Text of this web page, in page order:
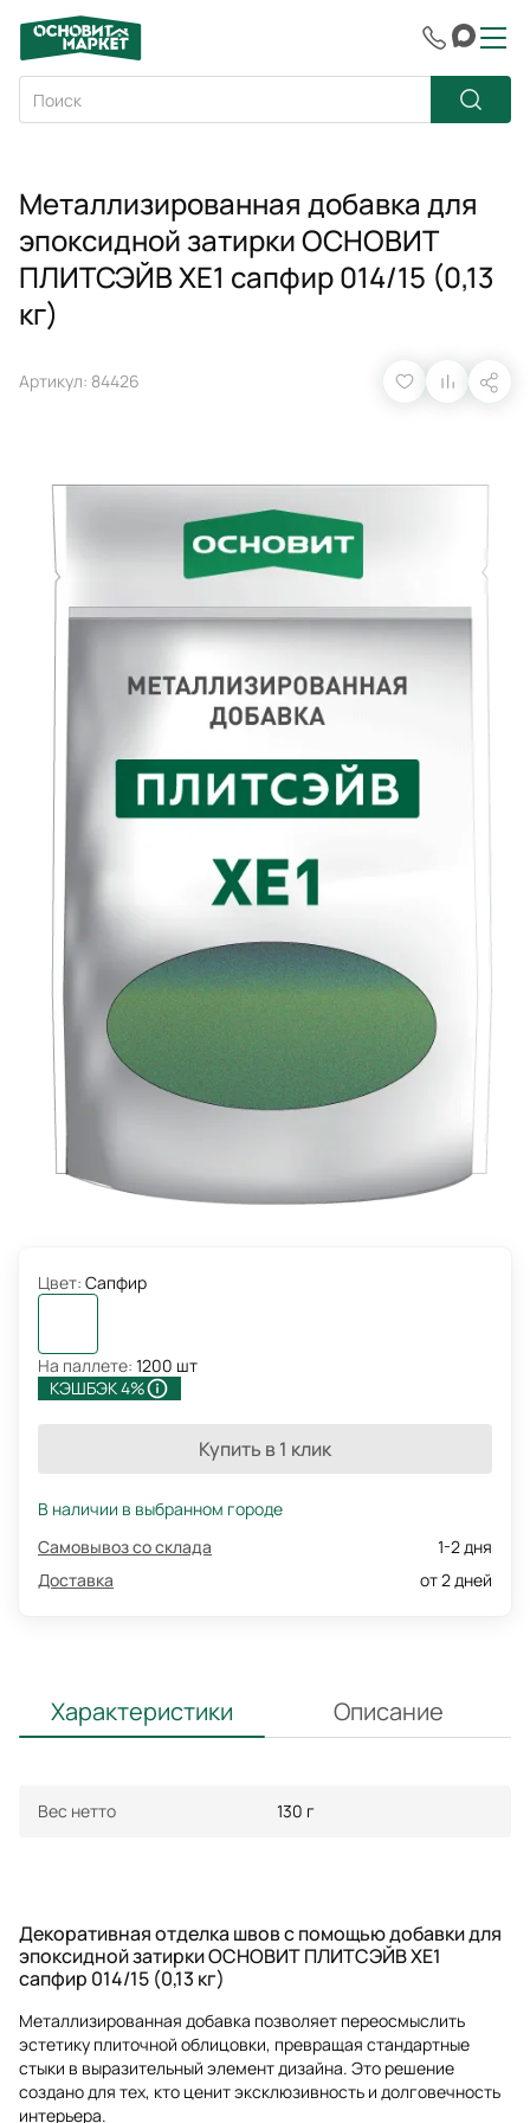
Металлизированная добавка для
эпоксидной затирки ОСНОВИТ
ПЛИТСЭЙВ XE1 сапфир 014/15 (0,13
кг)
Артикул: 84426
Цвет: Сапфир
На паллете: 1200 шт
КЭШБЭК 4%
Купить в 1 клик
В наличии в выбранном городе
Самовывоз со склада
1-2 дня
Доставка
от 2 дней
Характеристики Описание
Вес нетто 130 г
Декоративная отделка швов с помощью добавки для
эпоксидной затирки ОСНОВИТ ПЛИТСЭЙВ XE1
сапфир 014/15 (0,13 кг)
Металлизированная добавка позволяет переосмыслить
эстетику плиточной облицовки, превращая стандартные
стыки в выразительный элемент дизайна. Это решение
создано для тех, кто ценит эксклюзивность и долговечность
интерьера.